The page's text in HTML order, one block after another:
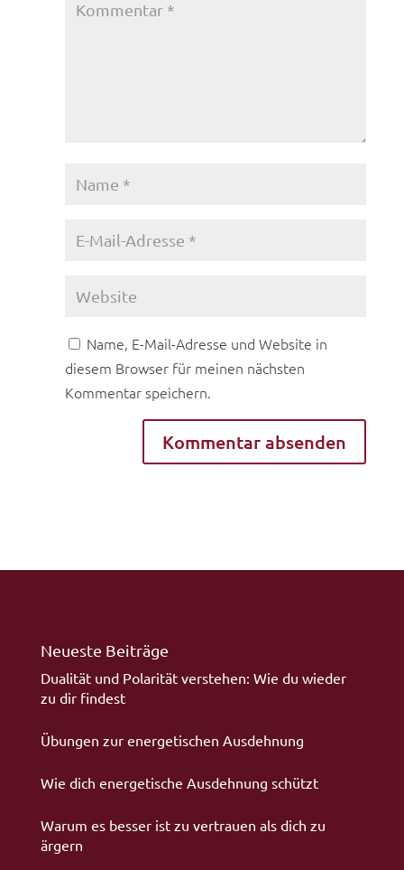
Name, E-Mail-Adresse und Website in
diesem Browser für meinen nächsten
Kommentar speichern.
Neueste Beiträge
Dualität und Polarität verstehen: Wie du wieder
zu dir findest
Übungen zur energetischen Ausdehnung
Wie dich energetische Ausdehnung schützt
Warum es besser ist zu vertrauen als dich zu
ärgern